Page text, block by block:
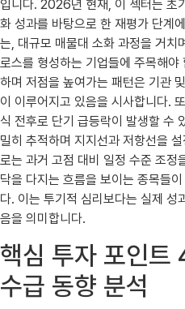
입니다. 2026년 현재, 이 섹터는 초
화 성과를 바탕으로 한 재평가 단계
는, 대규모 매물대 소화 과정을 거치
로스를 형성하는 기업들에 주목해
하며 저점을 높여가는 패턴은 기관
이 이루어지고 있음을 시사합니다.
식 전후로 단기 급등락이 발생할 수
밀히 추적하며 지지선과 저항선을
로는 과거 고점 대비 일정 수준 조
닥을 다지는 흐름을 보이는 종목들
다. 이는 투기적 심리보다는 실제 성
음을 의미합니다.
핵심 투자 포인트
수급 동향 분석